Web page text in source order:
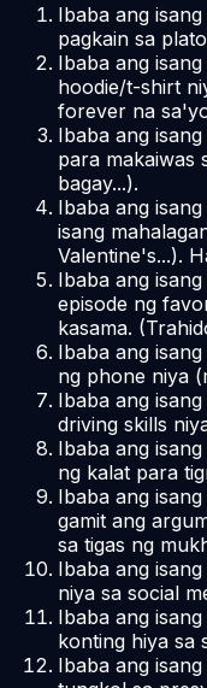
Ibaba ang
pagkain sa
Ibaba ang
hoodie/t-shirt
forever na
Ibaba ang
para makaiwas
bagay...).
Ibaba ang
isang
Valentine's...).
Ibaba ang
episode ng
kasama.
Ibaba ang
ng phone niya
Ibaba ang
driving skills
Ibaba ang
ng kalat para
Ibaba ang
gamit ang
sa tigas ng
Ibaba ang
niya sa social
Ibaba ang
konting hiya sa
Ibaba ang